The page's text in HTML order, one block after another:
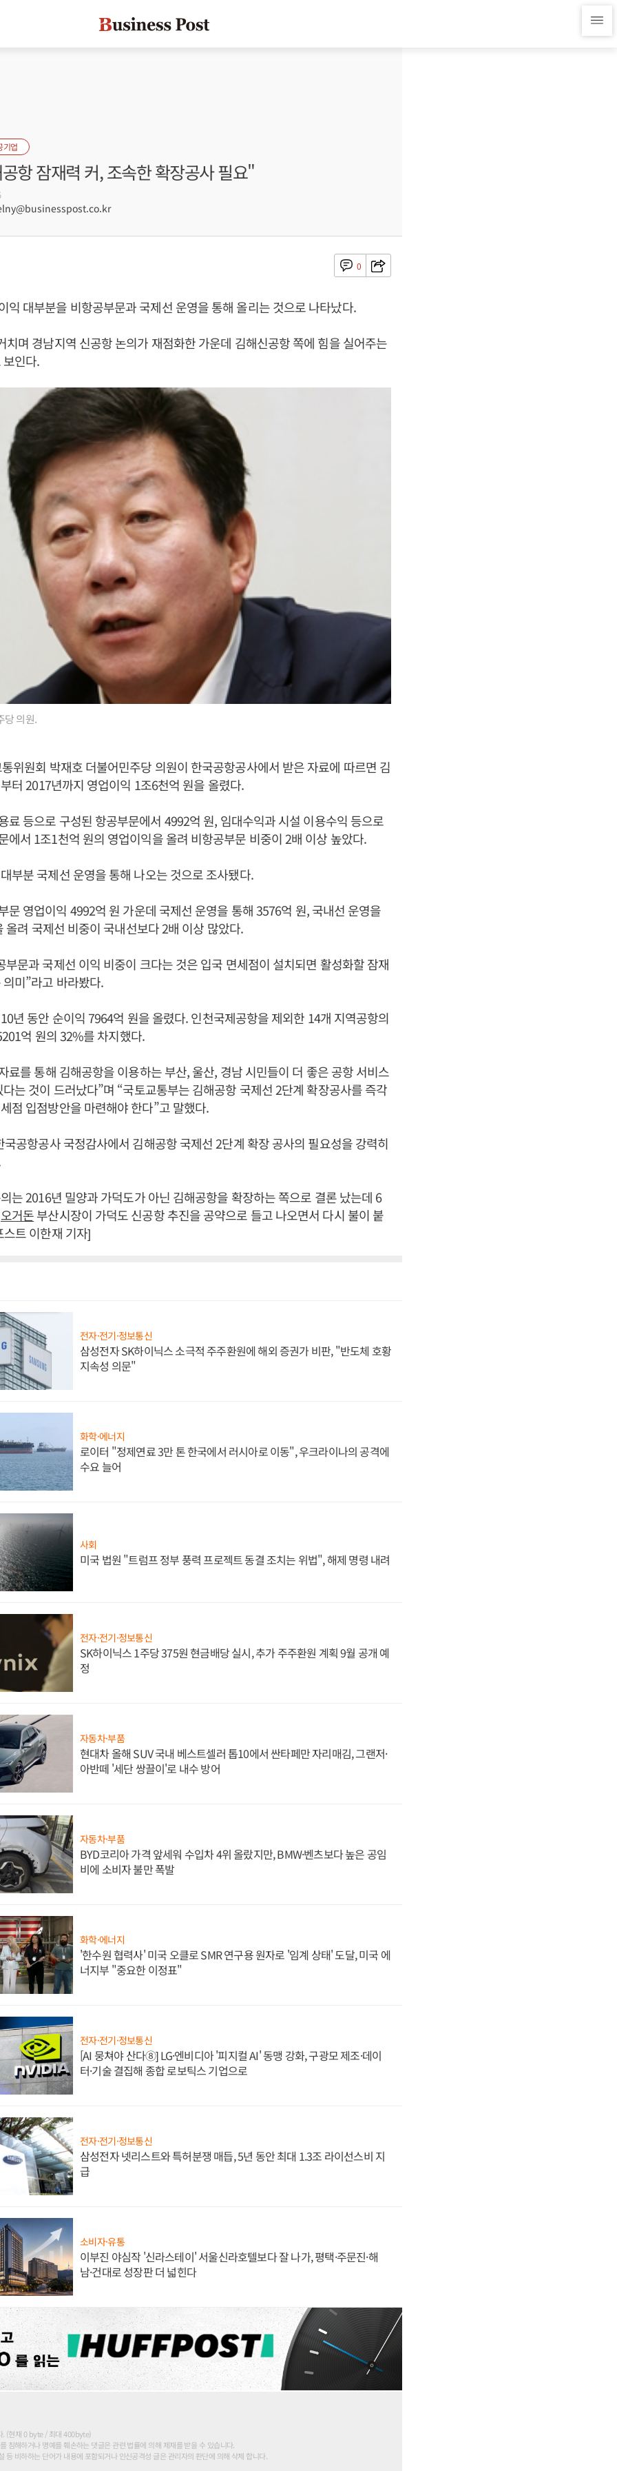
기업
항 잠재력 커, 조속한 확장공사 필요"
0
익 대부분을 비항공부문과 국제선 운영을 통해 올리는 것으로 나타났다.
치며 경남지역 신공항 논의가 재점화한 가운데 김해신공항 쪽에 힘을 실어주는
인다.
당 의원.
위원회 박재호 더불어민주당 의원이 한국공항공사에서 받은 자료에 따르면 김
터 2017년까지 영업이익 1조6천억 원을 올렸다.
료 등으로 구성된 항공부문에서 4992억 원, 임대수익과 시설 이용수익 등으로
에서 1조1천억 원의 영업이익을 올려 비항공부문 비중이 2배 이상 높았다.
부분 국제선 운영을 통해 나오는 것으로 조사됐다.
문 영업이익 4992억 원 가운데 국제선 운영을 통해 3576억 원, 국내선 운영을
올려 국제선 비중이 국내선보다 2배 이상 많았다.
부문과 국제선 이익 비중이 크다는 것은 입국 면세점이 설치되면 활성화할 잠재
미”라고 바라봤다.
년 동안 순이익 7964억 원을 올렸다. 인천국제공항을 제외한 14개 지역공항의
억 원의 32%를 차지했다.
료를 통해 김해공항을 이용하는 부산, 울산, 경남 시민들이 더 좋은 공항 서비스
는 것이 드러났다”며 “국토교통부는 김해공항 국제선 2단계 확장공사를 즉각
점 입점방안을 마련해야 한다”고 말했다.
공항공사 국정감사에서 김해공항 국제선 2단계 확장 공사의 필요성을 강력히
는 2016년 밀양과 가덕도가 아닌 김해공항을 확장하는 쪽으로 결론 났는데 6
오거돈부산시장이 가덕도 신공항 추진을 공약으로 들고 나오면서 다시 불이 붙
트 이한재 기자]
전자·전기·정보통신
삼성전자 SK하이닉스 소극적 주주환원에 해외 증권가 비판, "반도체 호황
지속성 의문"
화학·에너지
로이터 "정제연료 3만 톤 한국에서 러시아로 이동", 우크라이나의 공격에
수요 늘어
사회
미국 법원 "트럼프 정부 풍력 프로젝트 동결 조치는 위법", 해제 명령 내려
전자·전기·정보통신
SK하이닉스 1주당 375원 현금배당 실시, 추가 주주환원 계획 9월 공개 예
정
자동차·부품
현대차 올해 SUV 국내 베스트셀러 톱10에서 싼타페만 자리매김, 그랜저·
아반떼 '세단 쌍끌이'로 내수 방어
자동차·부품
BYD코리아 가격 앞세워 수입차 4위 올랐지만, BMW·벤츠보다 높은 공임
비에 소비자 불만 폭발
화학·에너지
'한수원 협력사' 미국 오클로 SMR 연구용 원자로 '임계 상태' 도달, 미국 에
너지부 "중요한 이정표"
전자·전기·정보통신
[AI 뭉쳐야 산다⑧] LG·엔비디아 '피지컬 AI' 동맹 강화, 구광모 제조·데이
터·기술 결집해 종합 로보틱스 기업으로
전자·전기·정보통신
삼성전자 넷리스트와 특허분쟁 매듭, 5년 동안 최대 1.3조 라이선스비 지
급
소비자·유통
이부진 야심작 '신라스테이' 서울신라호텔보다 잘 나가, 평택·주문진·해
남·건대로 성장판 더 넓힌다
. (현재 0 byte / 최대 400byte)
침해하거나 명예를 훼손하는 댓글은 관련 법률에 의해 제재를 받을 수 있습니다.
등 비하하는 단어가 내용에 포함되거나 인신공격성 글은 관리자의 판단에 의해 삭제 합니다.